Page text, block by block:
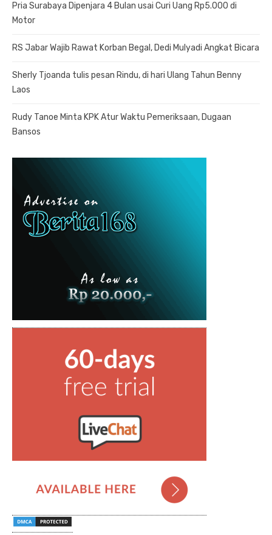
Pria Surabaya Dipenjara 4 Bulan usai Curi Uang Rp5.000 di
Motor
RS Jabar Wajib Rawat Korban Begal, Dedi Mulyadi Angkat Bicara
Sherly Tjoanda tulis pesan Rindu, di hari Ulang Tahun Benny
Laos
Rudy Tanoe Minta KPK Atur Waktu Pemeriksaan, Dugaan
Bansos